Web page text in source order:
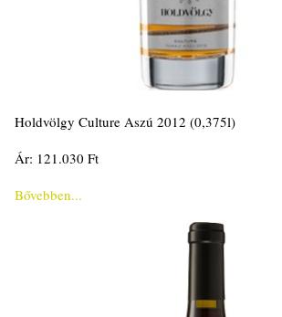
Holdvölgy Culture Aszú 2012 (0,375l)
Ár: 121.030 Ft
Bővebben...